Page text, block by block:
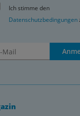
Ich stimme den
Datenschutzbedingungen